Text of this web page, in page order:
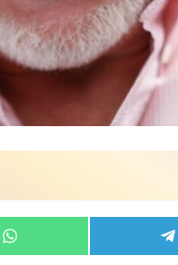
Share
on